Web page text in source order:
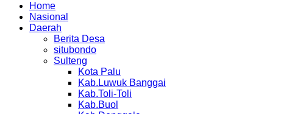
Home
Nasional
Daerah
Berita Desa
situbondo
Sulteng
Kota Palu
Kab.Luwuk Banggai
Kab.Toli-Toli
Kab.Buol